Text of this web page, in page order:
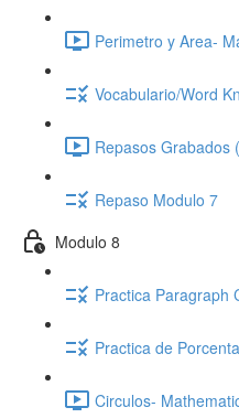
Perimetro y Area-
Vocabulario/Word
Repasos Grabados
Repaso Modulo 7
Modulo 8
Practica Paragraph
Practica de
Circulos-